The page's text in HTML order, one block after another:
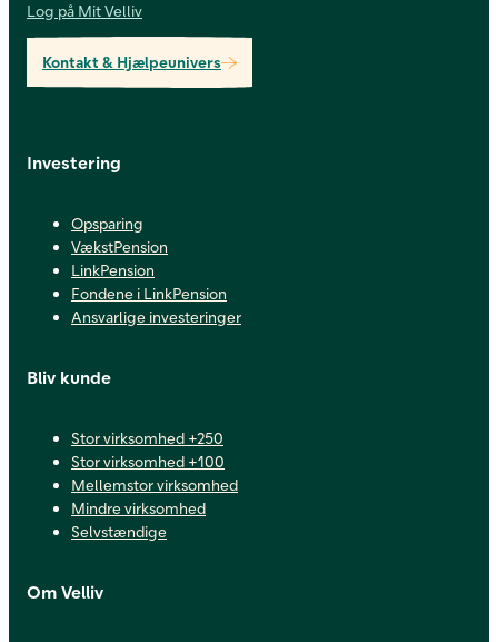
Log på Mit Velliv
Kontakt & Hjælpeunivers
Investering
Opsparing
VækstPension
LinkPension
Fondene i LinkPension
Ansvarlige investeringer
Bliv kunde
Stor virksomhed +250
Stor virksomhed +100
Mellemstor virksomhed
Mindre virksomhed
Selvstændige
Om Velliv